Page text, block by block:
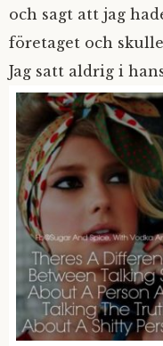
och sagt att jag
företaget och
Jag satt aldrig i